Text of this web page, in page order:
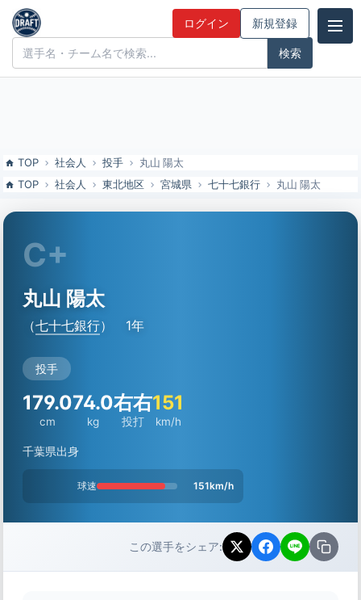
丸山 陽太（七十七銀行）の特徴とドラフト評価 | ドラフト候補とみん
なの評価
ドラフト候補とみんなの評価 ログイン 新規登録
TOP 社会人 投手
丸山 陽太
TOP
社会人 東北地区 宮城県 七十七銀行 丸山 陽太
C+
丸山 陽太
（七十七銀行） 1年
投手
179.0
cm
74.0
kg
右右
投打
151
km/h
千葉県出身
球速 151km/h
この選手をシェア: